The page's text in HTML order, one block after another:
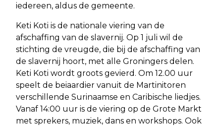
iedereen, aldus de gemeente.
Keti Koti is de nationale viering van de
afschaffing van de slavernij. Op 1 juli wil de
stichting de vreugde, die bij de afschaffing van
de slavernij hoort, met alle Groningers delen.
Keti Koti wordt groots gevierd. Om 12.00 uur
speelt de beiaardier vanuit de Martinitoren
verschillende Surinaamse en Caribische liedjes.
Vanaf 14:00 uur is de viering op de Grote Markt
met sprekers, muziek, dans en workshops. Ook